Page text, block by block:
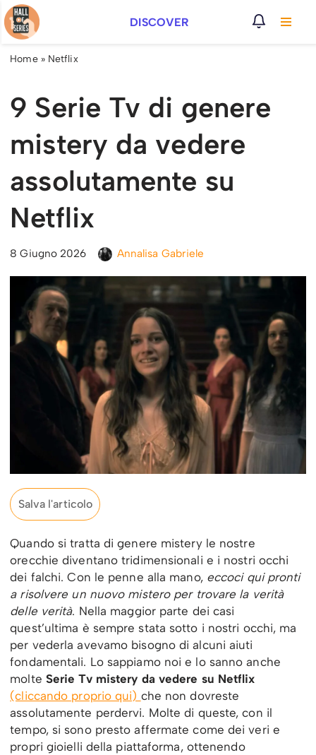
Vai
al
DISCOVER
Home» Netflix
9 Serie Tv di genere
mistery da vedere
assolutamente su
Netflix
8 Giugno 2026 Annalisa Gabriele
Salva l'articolo
Quando si tratta di genere mistery le nostre
orecchie diventano tridimensionali e i nostri occhi
dei falchi. Con le penne alla mano, eccoci qui pronti
a risolvere un nuovo mistero per trovare la verità
delle verità. Nella maggior parte dei casi
quest’ultima è sempre stata sotto i nostri occhi, ma
per vederla avevamo bisogno di alcuni aiuti
fondamentali. Lo sappiamo noi e lo sanno anche
molte Serie Tv mistery da vedere su Netflix
(cliccando proprio qui) che non dovreste
assolutamente perdervi. Molte di queste, con il
tempo, si sono presto affermate come dei veri e
propri gioielli della piattaforma, ottenendo